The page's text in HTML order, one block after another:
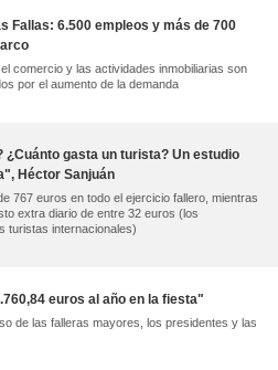
Fallas: 6.500 empleos y más de 700
comercio y las actividades inmobiliarias son
por el aumento de la demanda
gasta un turista? Un estudio
Héctor Sanjuán
767 euros en todo el ejercicio fallero, mientras
extra diario de entre 32 euros (los
turistas internacionales)
euros al año en la fiesta"
de las falleras mayores, los presidentes y las